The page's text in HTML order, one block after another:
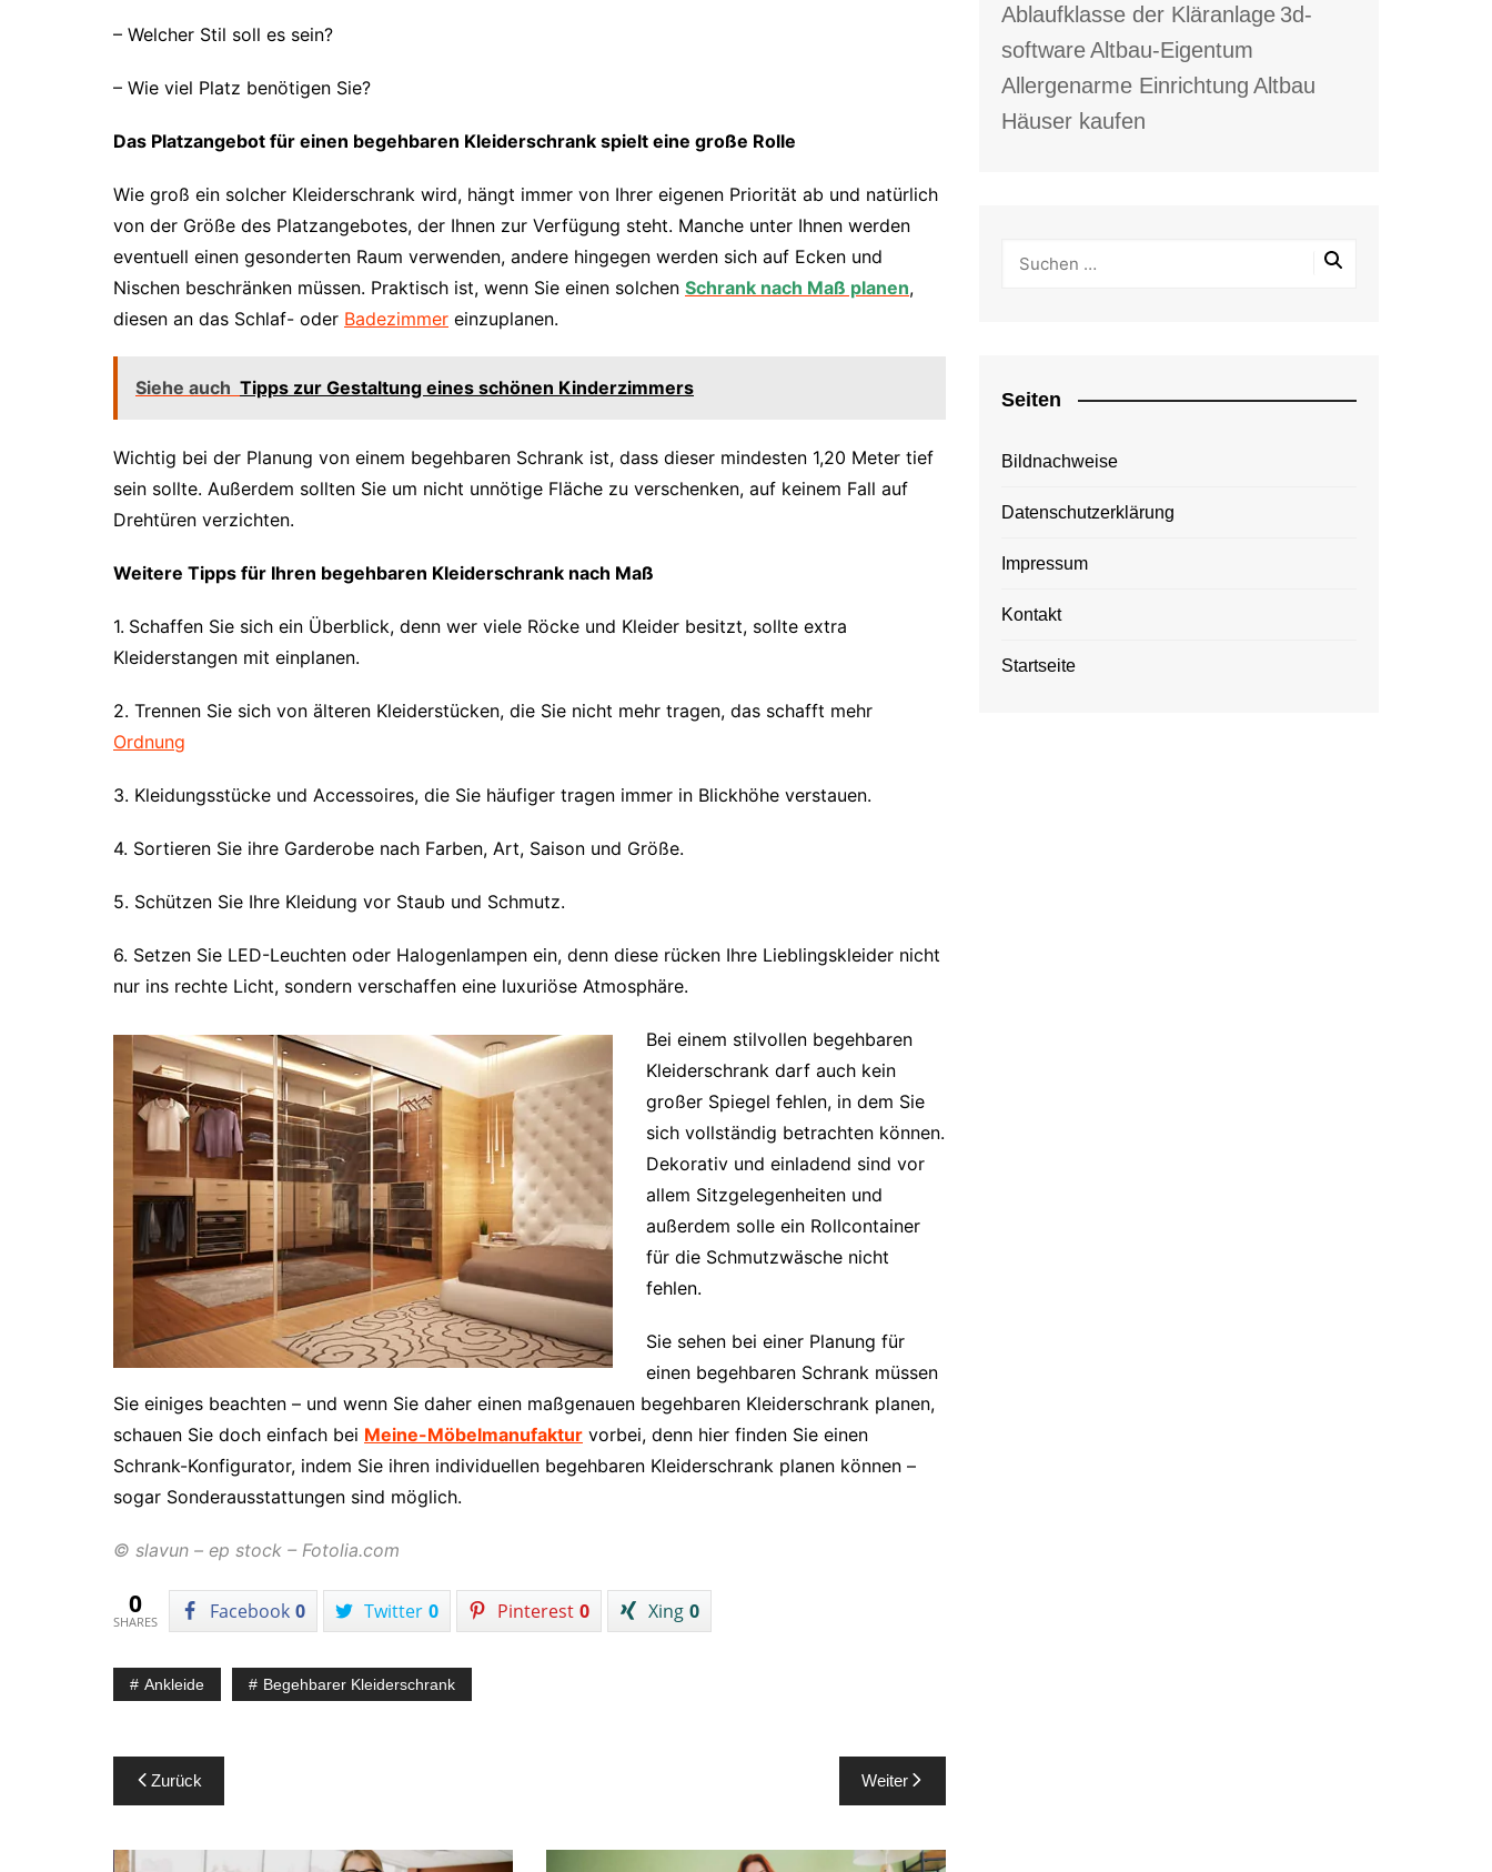
– Welcher Stil soll es sein?
– Wie viel Platz benötigen Sie?
Das Platzangebot für einen begehbaren Kleiderschrank spielt eine große Rolle
Wie groß ein solcher Kleiderschrank wird, hängt immer von Ihrer eigenen Priorität ab und natürlich
von der Größe des Platzangebotes, der Ihnen zur Verfügung steht. Manche unter Ihnen werden
eventuell einen gesonderten Raum verwenden, andere hingegen werden sich auf Ecken und
Nischen beschränken müssen. Praktisch ist, wenn Sie einen solchen Schrank nach Maß planen,
diesen an das Schlaf- oder Badezimmer einzuplanen.
Siehe auch Tipps zur Gestaltung eines schönen Kinderzimmers
Wichtig bei der Planung von einem begehbaren Schrank ist, dass dieser mindesten 1,20 Meter tief
sein sollte. Außerdem sollten Sie um nicht unnötige Fläche zu verschenken, auf keinem Fall auf
Drehtüren verzichten.
Weitere Tipps für Ihren begehbaren Kleiderschrank nach Maß
1. Schaffen Sie sich ein Überblick, denn wer viele Röcke und Kleider besitzt, sollte extra
Kleiderstangen mit einplanen.
2. Trennen Sie sich von älteren Kleiderstücken, die Sie nicht mehr tragen, das schafft mehr
Ordnung
3. Kleidungsstücke und Accessoires, die Sie häufiger tragen immer in Blickhöhe verstauen.
4. Sortieren Sie ihre Garderobe nach Farben, Art, Saison und Größe.
5. Schützen Sie Ihre Kleidung vor Staub und Schmutz.
6. Setzen Sie LED-Leuchten oder Halogenlampen ein, denn diese rücken Ihre Lieblingskleider nicht
nur ins rechte Licht, sondern verschaffen eine luxuriöse Atmosphäre.
Bei einem stilvollen begehbaren
Kleiderschrank darf auch kein
großer Spiegel fehlen, in dem Sie
sich vollständig betrachten können.
Dekorativ und einladend sind vor
allem Sitzgelegenheiten und
außerdem solle ein Rollcontainer
für die Schmutzwäsche nicht
fehlen.
Sie sehen bei einer Planung für
einen begehbaren Schrank müssen
Sie einiges beachten – und wenn Sie daher einen maßgenauen begehbaren Kleiderschrank planen,
schauen Sie doch einfach bei Meine-Möbelmanufaktur vorbei, denn hier finden Sie einen
Schrank-Konfigurator, indem Sie ihren individuellen begehbaren Kleiderschrank planen können –
sogar Sonderausstattungen sind möglich.
© slavun – ep stock – Fotolia.com
0
SHARES Facebook 0 Twitter 0 Pinterest 0 Xing 0
Ankleide Begehbarer Kleiderschrank
Beitragsnavigation
Zurück Weiter
Ablaufklasse der Kläranlage 3d-
softwareAltbau-Eigentum
Allergenarme Einrichtung Altbau
Häuser kaufen
Seiten
Bildnachweise
Datenschutzerklärung
Impressum
Kontakt
Startseite